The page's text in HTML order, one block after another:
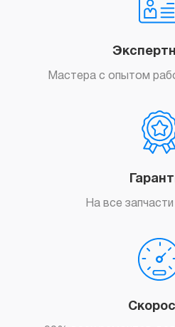
Мастера с опытом
На все